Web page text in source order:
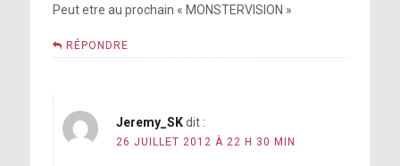
Peut etre au prochain « MONSTERVISION »
RÉPONDRE
Jeremy_SK dit :
26 JUILLET 2012 À 22 H 30 MIN